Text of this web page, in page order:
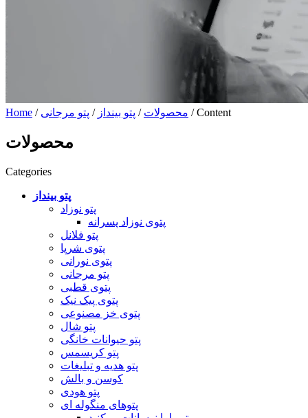
Home / محصولات / پتو بینداز / پتو مرجانی / Content
محصولات
Categories
پتو بینداز
پتو نوزاد
پتوی نوزاد پسرانه
پتو فلانل
پتوی شرپا
پتوی نورانی
پتو مرجانی
پتوی قطبی
پتوی پیک نیک
پتوی خز مصنوعی
پتو شال
پتو حیوانات خانگی
پتو کریسمس
پتو هدیه و تبلیغات
کوسن و بالش
پتو هودی
پتوهای منگوله ای